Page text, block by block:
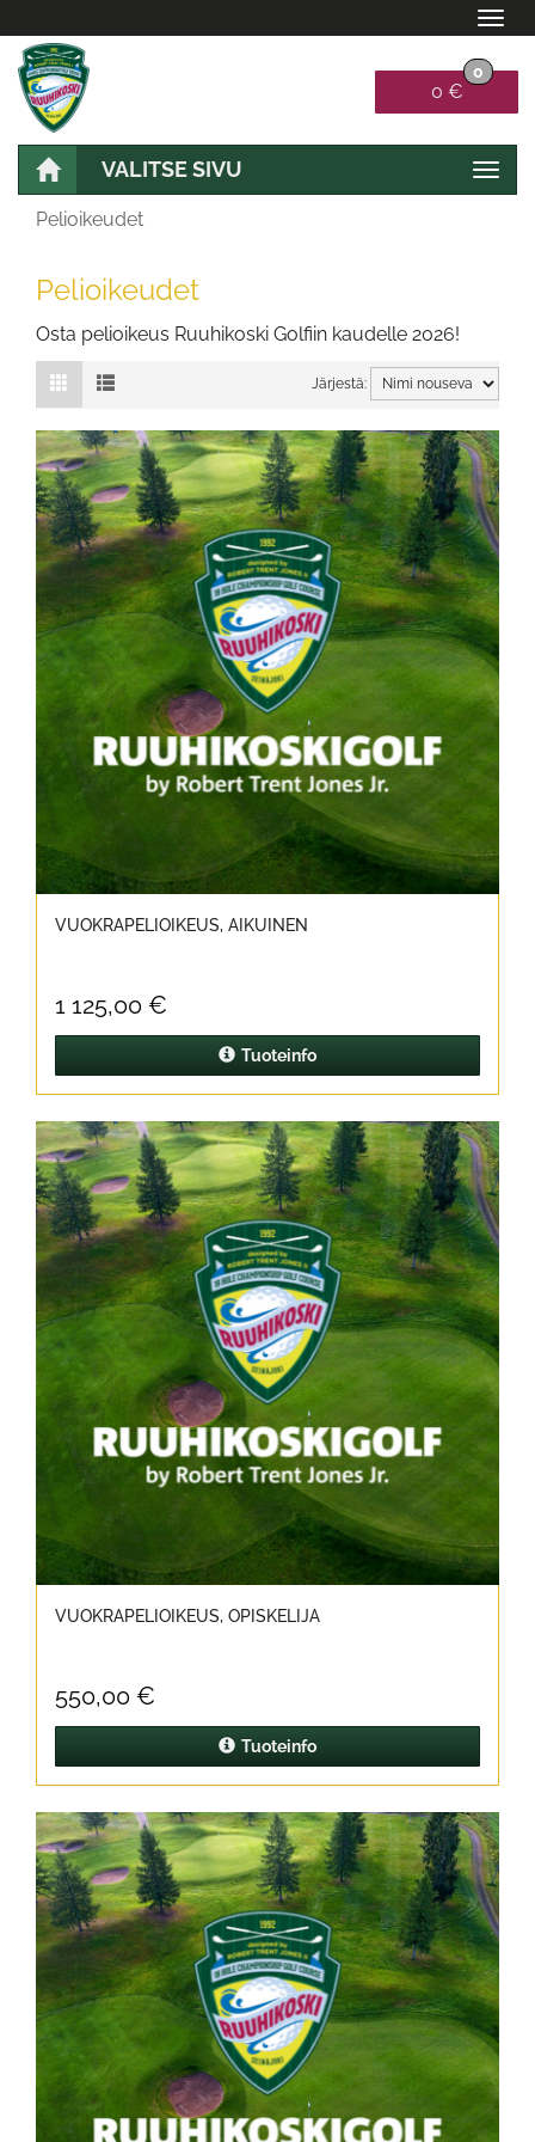
0 €
0
VALITSE SIVU
Pelioikeudet
Pelioikeudet
Osta pelioikeus Ruuhikoski Golfiin kaudelle 2026!
Järjestä:
VUOKRAPELIOIKEUS, AIKUINEN
1 125,00 €
Tuoteinfo
VUOKRAPELIOIKEUS, OPISKELIJA
550,00 €
Tuoteinfo